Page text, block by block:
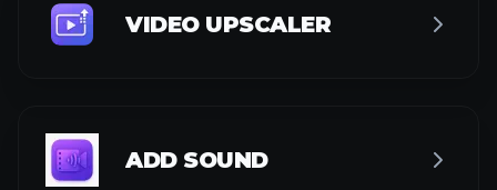
VIDEO UPSCALER
ADD SOUND